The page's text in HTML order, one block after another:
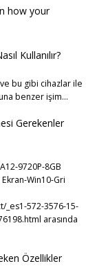
how your
Kullanılır?
bu gibi cihazlar ile
benzer işim…
Gerekenler
9720P-8GB
Win10-Gri
572-3576-15-
arasında
Özellikler